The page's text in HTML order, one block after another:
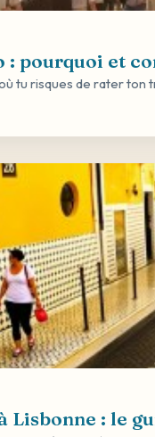
: pourquoi et
tu risques de rater ton
Lisbonne : le